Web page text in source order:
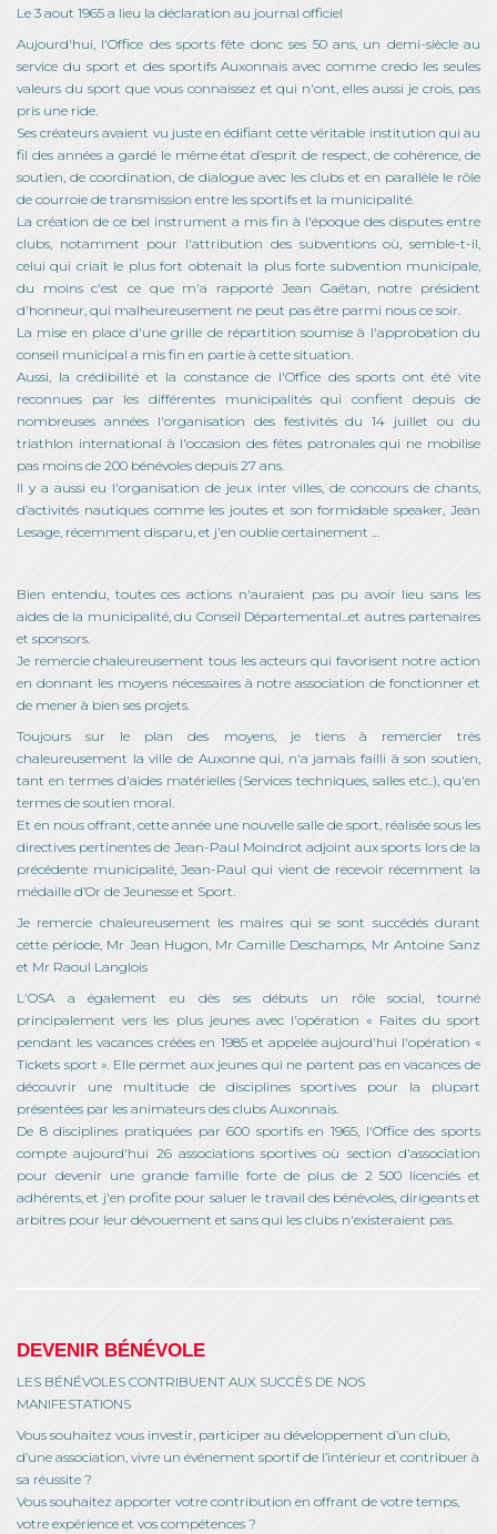
Le 3 aout 1965 a lieu la déclaration au journal officiel
Aujourd'hui, l'Office des sports fête donc ses 50 ans, un demi-siècle au
service du sport et des sportifs Auxonnais avec comme credo les seules
valeurs du sport que vous connaissez et qui n'ont, elles aussi je crois, pas
pris une ride.
Ses créateurs avaient vu juste en édifiant cette véritable institution qui au
fil des années a gardé le même état d’esprit de respect, de cohérence, de
soutien, de coordination, de dialogue avec les clubs et en parallèle le rôle
de courroie de transmission entre les sportifs et la municipalité.
La création de ce bel instrument a mis fin à l'époque des disputes entre
clubs, notamment pour l'attribution des subventions où, semble-t-il,
celui qui criait le plus fort obtenait la plus forte subvention municipale,
du moins c'est ce que m'a rapporté Jean Gaëtan, notre président
d'honneur, qui malheureusement ne peut pas être parmi nous ce soir.
La mise en place d'une grille de répartition soumise à l'approbation du
conseil municipal a mis fin en partie à cette situation.
Aussi, la crédibilité et la constance de l'Office des sports ont été vite
reconnues par les différentes municipalités qui confient depuis de
nombreuses années l'organisation des festivités du 14 juillet ou du
triathlon international à l'occasion des fêtes patronales qui ne mobilise
pas moins de 200 bénévoles depuis 27 ans.
Il y a aussi eu l'organisation de jeux inter villes, de concours de chants,
d’activités nautiques comme les joutes et son formidable speaker, Jean
Lesage, récemment disparu, et j'en oublie certainement …
Bien entendu, toutes ces actions n'auraient pas pu avoir lieu sans les
aides de la municipalité, du Conseil Départemental...et autres partenaires
et sponsors.
Je remercie chaleureusement tous les acteurs qui favorisent notre action
en donnant les moyens nécessaires à notre association de fonctionner et
de mener à bien ses projets.
Toujours sur le plan des moyens, je tiens à remercier très
chaleureusement la ville de Auxonne qui, n'a jamais failli à son soutien,
tant en termes d'aides matérielles (Services techniques, salles etc..), qu'en
termes de soutien moral.
Et en nous offrant, cette année une nouvelle salle de sport, réalisée sous les
directives pertinentes de Jean-Paul Moindrot adjoint aux sports lors de la
précédente municipalité, Jean-Paul qui vient de recevoir récemment la
médaille d’Or de Jeunesse et Sport.
Je remercie chaleureusement les maires qui se sont succédés durant
cette période, Mr Jean Hugon, Mr Camille Deschamps, Mr Antoine Sanz
et Mr Raoul Langlois
L'OSA a également eu dès ses débuts un rôle social, tourné
principalement vers les plus jeunes avec l'opération « Faites du sport
pendant les vacances créées en 1985 et appelée aujourd'hui l'opération «
Tickets sport ». Elle permet aux jeunes qui ne partent pas en vacances de
découvrir une multitude de disciplines sportives pour la plupart
présentées par les animateurs des clubs Auxonnais.
De 8 disciplines pratiquées par 600 sportifs en 1965, l'Office des sports
compte aujourd'hui 26 associations sportives où section d'association
pour devenir une grande famille forte de plus de 2 500 licenciés et
adhérents, et j'en profite pour saluer le travail des bénévoles, dirigeants et
arbitres pour leur dévouement et sans qui les clubs n'existeraient pas.
DEVENIR BÉNÉVOLE
LES BÉNÉVOLES CONTRIBUENT AUX SUCCÈS DE NOS
MANIFESTATIONS
Vous souhaitez vous investir, participer au développement d’un club,
d’une association, vivre un événement sportif de l’intérieur et contribuer à
sa réussite ?
Vous souhaitez apporter votre contribution en offrant de votre temps,
votre expérience et vos compétences ?